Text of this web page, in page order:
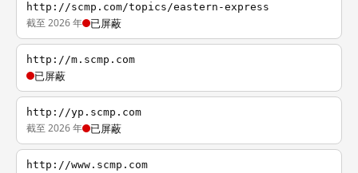
http://scmp.com/topics/eastern-express
截至 2026 年 已屏蔽
http://m.scmp.com
已屏蔽
http://yp.scmp.com
截至 2026 年 已屏蔽
http://www.scmp.com